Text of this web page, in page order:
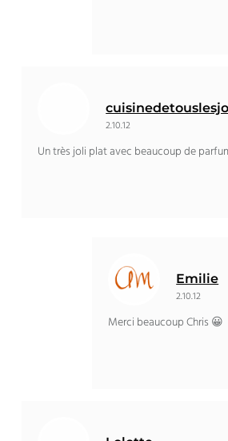
2.10.12
Un très joli plat avec beaucoup de
Emilie
2.10.12
Merci beaucoup Chris 😀